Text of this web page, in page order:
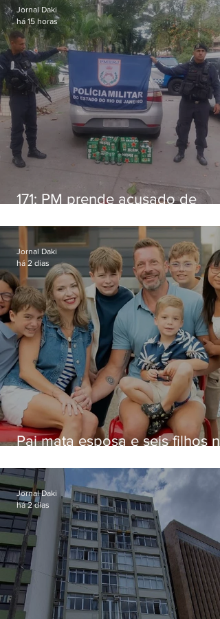
171: PM prende acusado de
Niterói
Jornal Daki
há 15 horas
Pai mata esposa e seis filhos
Jornal Daki
há 2 dias
Jornal Daki
há 2 dias